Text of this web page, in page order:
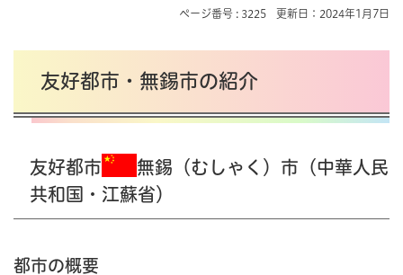
ページ番号 : 3225 更新日：2024年1月7日
友好都市・無錫市の紹介
友好都市
無錫（むしゃく）市（中華人民
共和国・江蘇省）
都市の概要